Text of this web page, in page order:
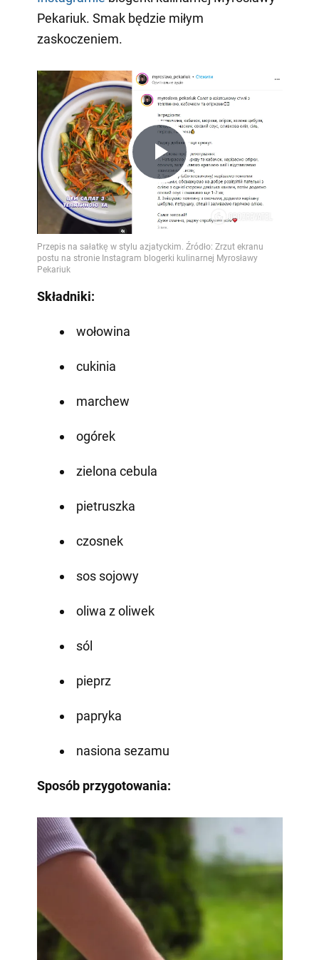
Pekariuk. Smak będzie miłym
zaskoczeniem.
Play
Video
Składniki:
wołowina
cukinia
marchew
ogórek
zielona cebula
pietruszka
czosnek
sos sojowy
oliwa z oliwek
sól
pieprz
papryka
nasiona sezamu
Sposób przygotowania: